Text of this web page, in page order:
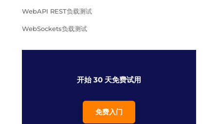
WebAPI REST负载测试
WebSockets负载测试
开始 30 天免费试用
免费入门